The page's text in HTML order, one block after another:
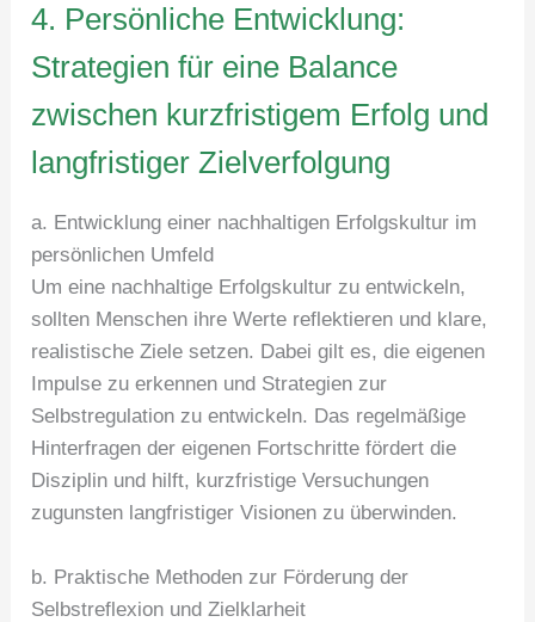
4. Persönliche Entwicklung:
Strategien für eine Balance
zwischen kurzfristigem Erfolg und
langfristiger Zielverfolgung
a. Entwicklung einer nachhaltigen Erfolgskultur im
persönlichen Umfeld
Um eine nachhaltige Erfolgskultur zu entwickeln,
sollten Menschen ihre Werte reflektieren und klare,
realistische Ziele setzen. Dabei gilt es, die eigenen
Impulse zu erkennen und Strategien zur
Selbstregulation zu entwickeln. Das regelmäßige
Hinterfragen der eigenen Fortschritte fördert die
Disziplin und hilft, kurzfristige Versuchungen
zugunsten langfristiger Visionen zu überwinden.
b. Praktische Methoden zur Förderung der
Selbstreflexion und Zielklarheit